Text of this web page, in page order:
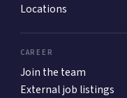
Locations
CAREER
Join the team
External job listings